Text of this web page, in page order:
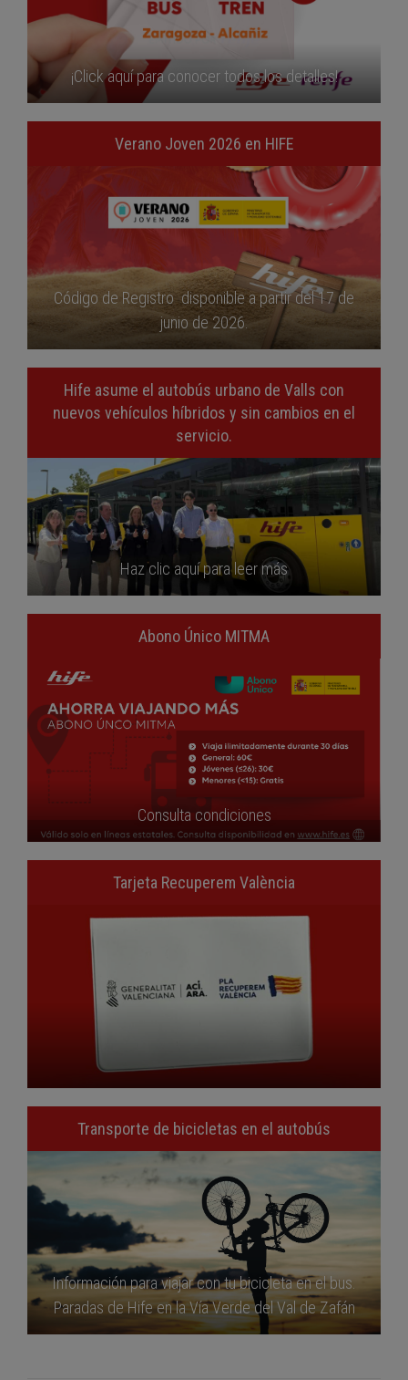
¡Click aquí para conocer todos los detalles!
Verano Joven 2026 en HIFE
Código de Registro disponible a partir del 17 de
junio de 2026.
Hife asume el autobús urbano de Valls con
nuevos vehículos híbridos y sin cambios en el
servicio.
Haz clic aquí para leer más
Abono Único MITMA
Consulta condiciones
Tarjeta Recuperem València
Transporte de bicicletas en el autobús
Información para viajar con tu bicicleta en el bus.
Paradas de Hife en la Vía Verde del Val de Zafán